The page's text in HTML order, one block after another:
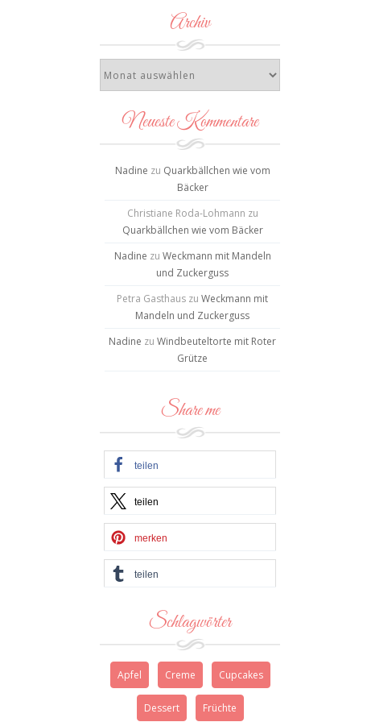
Archiv
Neueste Kommentare
Nadine zu Quarkbällchen wie vom
Bäcker
Christiane Roda-Lohmann zu
Quarkbällchen wie vom Bäcker
Nadine zu Weckmann mit Mandeln
und Zuckerguss
Petra Gasthaus zu Weckmann mit
Mandeln und Zuckerguss
Nadine zu Windbeuteltorte mit Roter
Grütze
Share me
teilen
teilen
merken
teilen
Schlagwörter
Apfel Creme Cupcakes
Dessert Früchte